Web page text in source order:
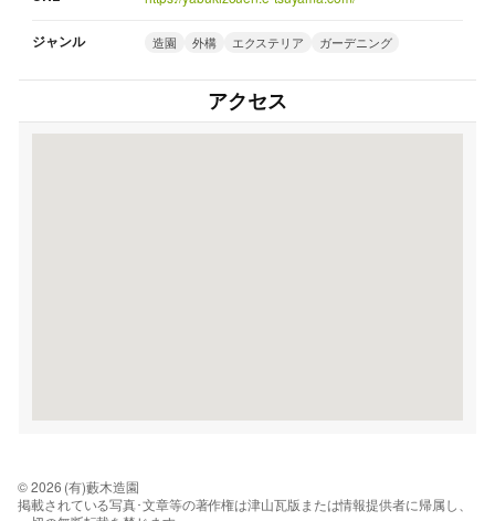
ジャンル 造園 外構 エクステリア ガーデニング
アクセス
© 2026 (有)藪木造園
掲載されている写真･文章等の著作権は津山瓦版または情報提供者に帰属し、